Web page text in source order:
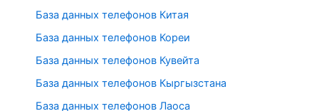
База данных телефонов Китая
База данных телефонов Кореи
База данных телефонов Кувейта
База данных телефонов Кыргызстана
База данных телефонов Лаоса